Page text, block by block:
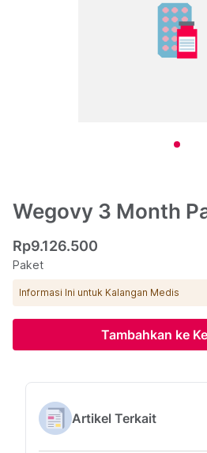
Wegovy 3 Month
Rp9.126.500
Paket
Informasi Ini untuk Kalangan Medis
Tambahkan ke
Artikel Terkait